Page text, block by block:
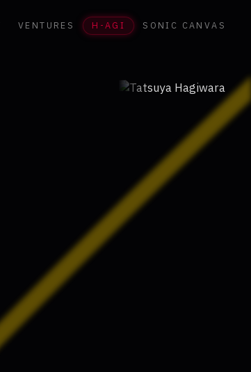
VENTURES H-AGI SONIC CANVAS